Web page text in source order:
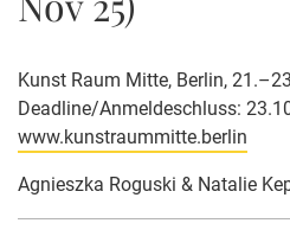
Kunst Raum Mitte, Berlin,
Deadline/Anmeldeschluss:
www.kunstraummitte.berlin
Agnieszka Roguski & Natalie